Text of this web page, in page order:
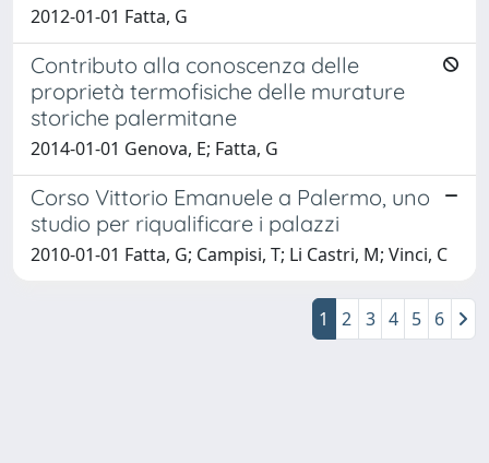
2012-01-01 Fatta, G
Contributo alla conoscenza delle
proprietà termofisiche delle murature
storiche palermitane
2014-01-01 Genova, E; Fatta, G
Corso Vittorio Emanuele a Palermo, uno
studio per riqualificare i palazzi
2010-01-01 Fatta, G; Campisi, T; Li Castri, M; Vinci, C
1 2 3 4 5 6